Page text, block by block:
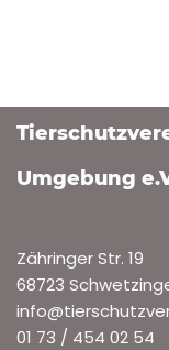
Umgebung
Zähringer Str. 19
68723
01 73 / 454 02 54